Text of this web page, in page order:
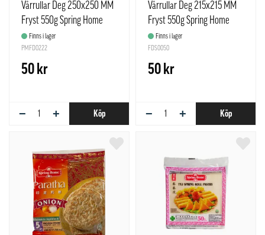
Vårrullar Deg 250x250 MM
Fryst 550g Spring Home
Sinapore
Finns i lager
PMFD0222
50 kr
− + Köp
Vårrullar Deg 215x215 MM
Fryst 550g Spring Home
Sinapore
Finns i lager
FDS0050
50 kr
− + Köp